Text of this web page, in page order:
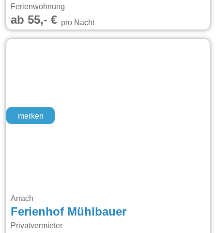
Ferienwohnung
ab 55,- €pro Nacht
merken
Arrach
Ferienhof Mühlbauer
Privatvermieter